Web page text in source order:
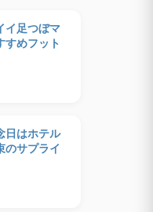
イ足つぼマ
すめフット
日はホテル
のサプライ